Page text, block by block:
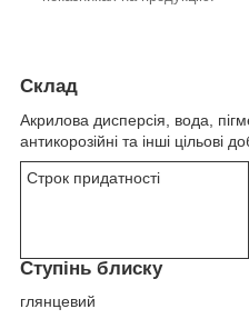
Склад
Акрилова дисперсія, вода,
антикорозійні та інші цільові
Строк придатності
Ступінь блиску
глянцевий